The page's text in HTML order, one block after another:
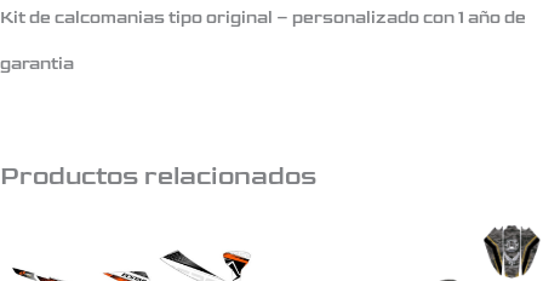
Kit de calcomanias tipo original – personalizado con 1 año de
garantia
Productos relacionados